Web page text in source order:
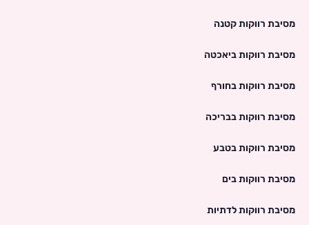
מסיבת רווקות קטנה
מסיבת רווקות ביאכטה
מסיבת רווקות בחורף
מסיבת רווקות בבריכה
מסיבת רווקות בטבע
מסיבת רווקות בים
מסיבת רווקות לדתיות